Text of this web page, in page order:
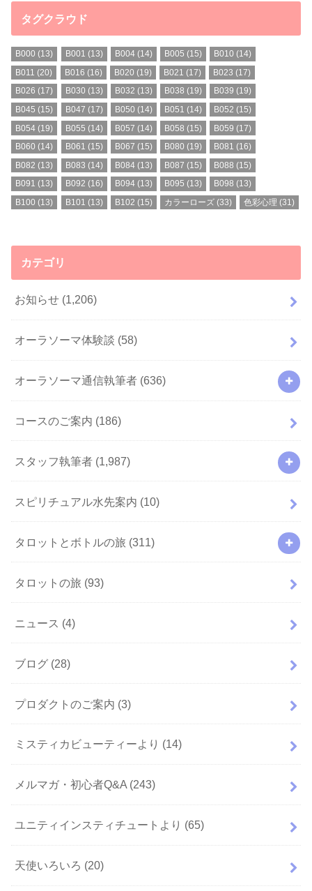
タグクラウド
B000 (13) B001 (13) B004(14) B005 (15) B010 (14)
B011 (20) B016 (16) B020 (19) B021 (17) B023 (17)
B026 (17) B030 (13) B032 (13) B038 (19) B039 (19)
B045 (15) B047 (17) B050 (14) B051 (14) B052 (15)
B054 (19) B055 (14) B057 (14) B058 (15) B059 (17)
B060 (14) B061 (15) B067 (15) B080 (19) B081 (16)
B082 (13) B083 (14) B084(13) B087 (15) B088 (15)
B091 (13) B092 (16) B094(13) B095 (13) B098 (13)
B100 (13) B101 (13) B102 (15) カラーローズ (33) 色彩心理 (31)
カテゴリ
お知らせ (1,206)
オーラソーマ体験談 (58)
オーラソーマ通信執筆者 (636)
コースのご案内 (186)
スタッフ執筆者 (1,987)
スピリチュアル水先案内 (10)
タロットとボトルの旅 (311)
タロットの旅 (93)
ニュース (4)
ブログ (28)
プロダクトのご案内 (3)
ミスティカビューティーより (14)
メルマガ・初心者Q&A (243)
ユニティインスティチュートより (65)
天使いろいろ (20)